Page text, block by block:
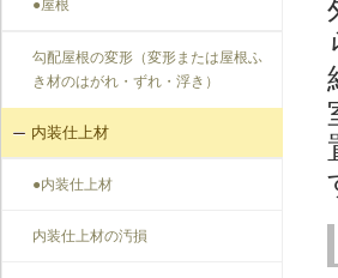
●屋根
勾配屋根の変形（変形または屋根ふ
き材のはがれ・ずれ・浮き）
内装仕上材
●内装仕上材
内装仕上材の汚損